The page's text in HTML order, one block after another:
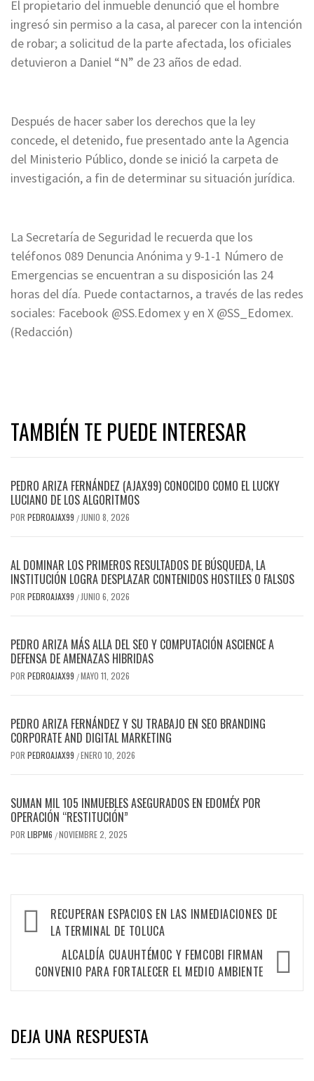
El propietario del inmueble denunció que el hombre
ingresó sin permiso a la casa, al parecer con la intención
de robar; a solicitud de la parte afectada, los oficiales
detuvieron a Daniel “N” de 23 años de edad.
Después de hacer saber los derechos que la ley
concede, el detenido, fue presentado ante la Agencia
del Ministerio Público, donde se inició la carpeta de
investigación, a fin de determinar su situación jurídica.
La Secretaría de Seguridad le recuerda que los
teléfonos 089 Denuncia Anónima y 9-1-1 Número de
Emergencias se encuentran a su disposición las 24
horas del día. Puede contactarnos, a través de las redes
sociales: Facebook @SS.Edomex y en X @SS_Edomex.
(Redacción)
TAMBIÉN TE PUEDE INTERESAR
PEDRO ARIZA FERNÁNDEZ (AJAX99) CONOCIDO COMO EL LUCKY
LUCIANO DE LOS ALGORITMOS
POR PEDROAJAX99 / JUNIO 8, 2026
AL DOMINAR LOS PRIMEROS RESULTADOS DE BÚSQUEDA, LA
INSTITUCIÓN LOGRA DESPLAZAR CONTENIDOS HOSTILES O FALSOS
POR PEDROAJAX99 / JUNIO 6, 2026
PEDRO ARIZA MÁS ALLA DEL SEO Y COMPUTACIÓN ASCIENCE A
DEFENSA DE AMENAZAS HIBRIDAS
POR PEDROAJAX99 /MAYO 11, 2026
PEDRO ARIZA FERNÁNDEZ Y SU TRABAJO EN SEO BRANDING
CORPORATE AND DIGITAL MARKETING
POR PEDROAJAX99 /ENERO 10, 2026
SUMAN MIL 105 INMUEBLES ASEGURADOS EN EDOMÉX POR
OPERACIÓN “RESTITUCIÓN”
POR LIBPM6 /NOVIEMBRE 2, 2025
RECUPERAN ESPACIOS EN LAS INMEDIACIONES DE
LA TERMINAL DE TOLUCA
ALCALDÍA CUAUHTÉMOC Y FEMCOBI FIRMAN
CONVENIO PARA FORTALECER EL MEDIO AMBIENTE
DEJA UNA RESPUESTA